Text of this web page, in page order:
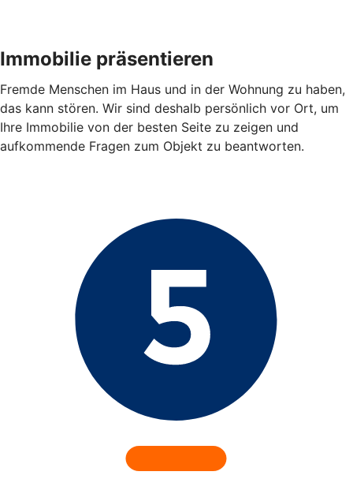
Immobilie präsentieren
Fremde Menschen im Haus und in der Wohnung zu haben,
das kann stören. Wir sind deshalb persönlich vor Ort, um
Ihre Immobilie von der besten Seite zu zeigen und
aufkommende Fragen zum Objekt zu beantworten.